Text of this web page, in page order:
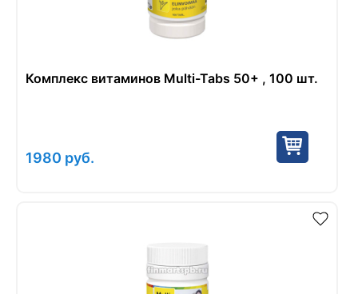
Комплекс витаминов Multi-Tabs 50+ , 100 шт.
1980 руб.